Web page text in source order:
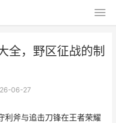
全，野区征战的制
06-27
利斧与追击刀锋在王者荣耀